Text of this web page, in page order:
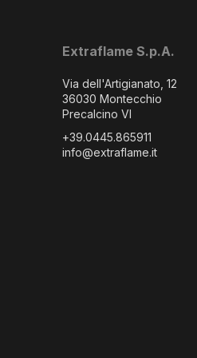
Extraflame S.p.A.
Via dell'Artigianato, 12
36030 Montecchio
Precalcino VI
+39.0445.865911
info@extraflame.it